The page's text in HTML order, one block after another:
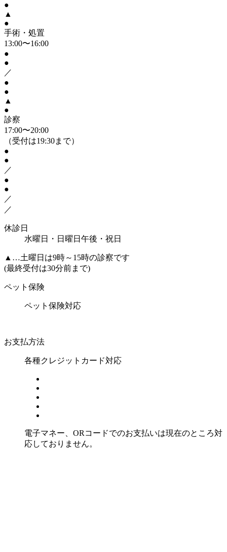
●
▲
●
手術・処置
13:00〜16:00
●
●
／
●
●
▲
●
診察
17:00〜20:00
（受付は19:30まで）
●
●
／
●
●
／
／
休診日
水曜日・日曜日午後・祝日
▲ …土曜日は9時～15時の診察です
(最終受付は30分前まで)
ペット保険
ペット保険対応
お支払方法
各種クレジットカード対応
電子マネー、ORコードでのお支払いは現在のところ対
応しておりません。